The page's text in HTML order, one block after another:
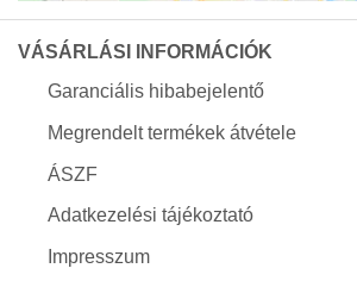
VÁSÁRLÁSI INFORMÁCIÓK
Garanciális hibabejelentő
Megrendelt termékek átvétele
ÁSZF
Adatkezelési tájékoztató
Impresszum